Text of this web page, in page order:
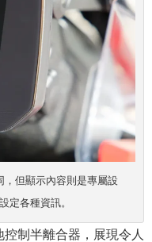
，但顯示內容則是專屬設
定各種資訊。
制半離合器，展現令人